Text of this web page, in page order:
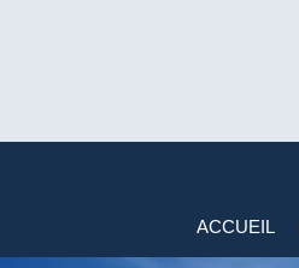
ACCUEIL